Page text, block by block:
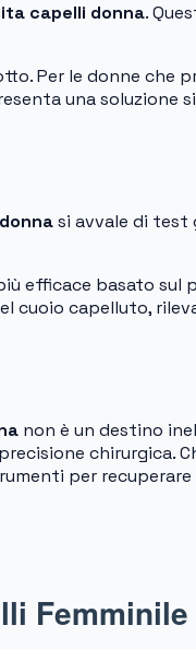
capelli donna.
Per le donne
una soluzione
si avvale di test
efficace basato sul
capelluto,
non è un destino
chirurgica.
per
Femminile